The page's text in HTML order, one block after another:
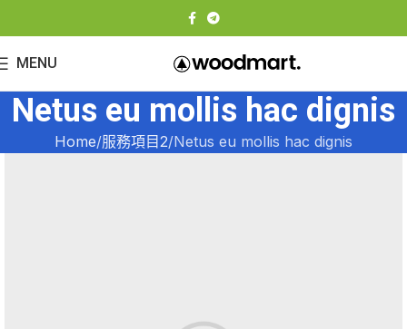
MENU
Netus eu mollis hac dignis
Home 服務項目2 Netus eu mollis hac dignis